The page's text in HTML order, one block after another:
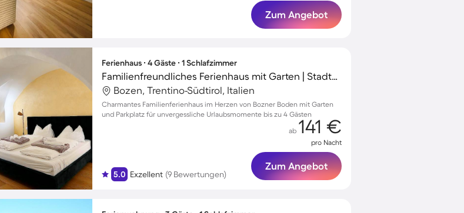
Zum Angebot
Ferienhaus ∙ 4 Gäste ∙ 1 Schlafzimmer
Familienfreundliches Ferienhaus mit Garten | Stadtblick
Bozen, Trentino-Südtirol, Italien
Charmantes Familienferienhaus im Herzen von Bozner Boden mit Garten
und Parkplatz für unvergessliche Urlaubsmomente bis zu 4 Gästen
5.0 Exzellent (9 Bewertungen)
ab 141 €
pro Nacht
Zum Angebot